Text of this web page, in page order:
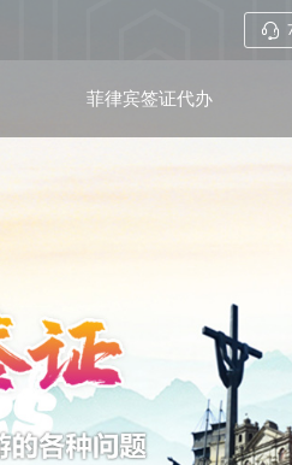
菲律宾签证代办